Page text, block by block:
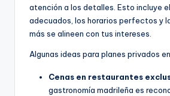
atención a los detalles. Esto incluye
adecuados, los horarios perfectos y
más se alineen con tus intereses.
Algunas ideas para planes privados
Cenas en restaurantes
gastronomía madrileña es